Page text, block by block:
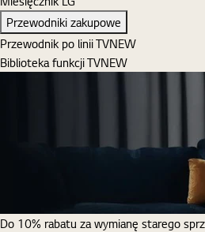
Przewodniki zakupowe
Przewodnik po linii TVNEW
Biblioteka funkcji TVNEW
Do 10% rabatu za wymianę starego